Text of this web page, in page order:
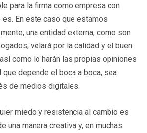
para la firma como empresa con
es. En este caso que estamos
una entidad externa, como son
velará por la calidad y el buen
como lo harán las propias opiniones
depende el boca a boca, sea
de medios digitales.
miedo y resistencia al cambio es
una manera creativa y, en muchas